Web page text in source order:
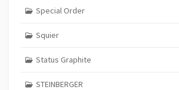
Special Order
Squier
Status Graphite
STEINBERGER